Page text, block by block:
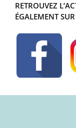
RETROUVEZ
ÉGALEMENT